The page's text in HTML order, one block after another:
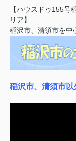
【ハウスドゥ155号
リア】
稲沢市、清須市を中
稲沢市、清須市以